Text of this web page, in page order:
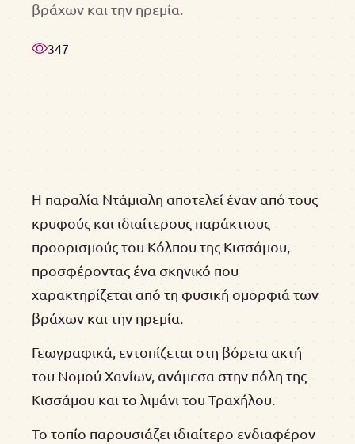
βράχων και την ηρεμία.
347
Η παραλία Ντάμιαλη αποτελεί έναν από τους
κρυφούς και ιδιαίτερους παράκτιους
προορισμούς του Κόλπου της Κισσάμου,
προσφέροντας ένα σκηνικό που
χαρακτηρίζεται από τη φυσική ομορφιά των
βράχων και την ηρεμία.
Γεωγραφικά, εντοπίζεται στη βόρεια ακτή
του Νομού Χανίων, ανάμεσα στην πόλη της
Κισσάμου και το λιμάνι του Τραχήλου.
Το τοπίο παρουσιάζει ιδιαίτερο ενδιαφέρον